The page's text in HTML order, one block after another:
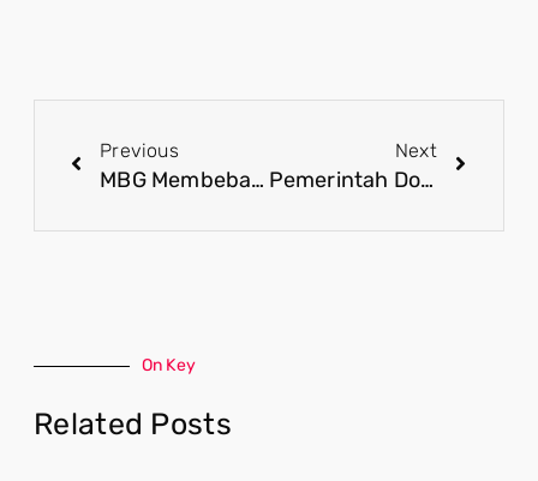
Previous
MBG Membebaskan Anak Papua dari Stunting dan Membangkitkan Ekonomi
Next
Pemerintah Dorong Keterbukaan Informasi sebagai Benteng Antikorupsi
On Key
Related Posts